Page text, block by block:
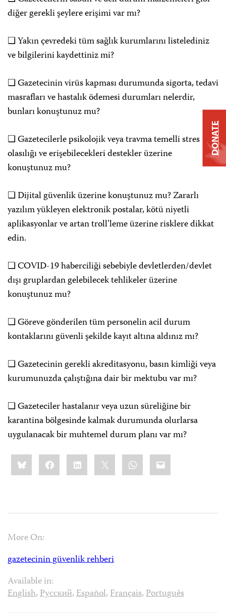
diğer gerekli şeylere erişimi var mı?
❏ Yakın çevredeki tüm sağlık kurumlarını listelediniz
ve bilgilerini kaydettiniz mi?
❏ Gazetecinin virüs kapması durumunda sigorta, tedavi
masrafları ve hastalık ödemesi durumları nelerdir,
bunları konuştunuz mu?
❏ Gazetecilerle psikolojik veya travma temelli stres
olasılığı ve erişebilecekleri destekler üzerine
konuştunuz mu?
❏ Dijital güvenlik üzerine konuştunuz mu? Zararlı
yazılım yükleyen elektronik postalar, kötü niyetli
aplikasyonlar ve artan troll’leme üzerine risklere dikkat
edin.
❏ COVID-19 haberciliği sebebiyle devletlerden/devlet
dışı gruplardan gelebilecek tehlikeler üzerine
konuştunuz mu?
❏ Göreve gönderilen tüm personelin acil durum
kontaklarını güvenli şekilde kayıt altına aldınız mı?
❏ Gazetecinin gerekli akreditasyonu, basın kimliği veya
kurumunuzda çalıştığına dair bir mektubu var mı?
❏ Gazeteciler hastalanır veya uzun süreliğine bir
karantina bölgesinde kalmak durumunda olurlarsa
uygulanacak bir muhtemel durum planı var mı?
Share
this:BlueskyFacebookLinkedIn WhatsApp
Email
More On:
gazetecinin güvenlik rehberi
Available in:
English,Русский,Español,Français,Português
DONATE